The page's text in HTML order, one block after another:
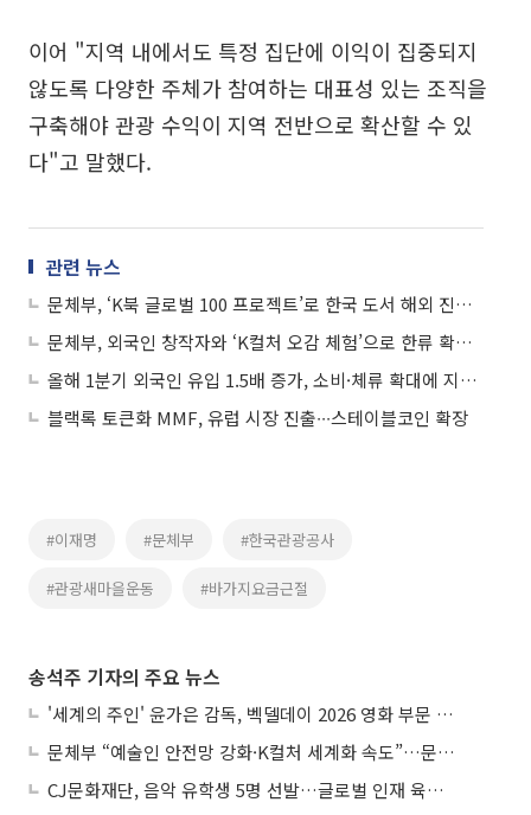
이어 "지역 내에서도 특정 집단에 이익이 집중되지
않도록 다양한 주체가 참여하는 대표성 있는 조직을
구축해야 관광 수익이 지역 전반으로 확산할 수 있
다"고 말했다.
관련 뉴스
문체부, ‘K북 글로벌 100 프로젝트’로 한국 도서 해외 진출 돕는다
문체부, 외국인 창작자와 ‘K컬처 오감 체험’으로 한류 확장한다
올해 1분기 외국인 유입 1.5배 증가, 소비·체류 확대에 지역관광 상승 흐름
블랙록 토큰화 MMF, 유럽 시장 진출∙∙∙스테이블코인 확장
#이재명 #문체부 #한국관광공사
#관광새마을운동 #바가지요금근절
송석주 기자의 주요 뉴스
'세계의 주인' 윤가은 감독, 벡델데이 2026 영화 부문 벡델리안 감독 선정
문체부 “예술인 안전망 강화·K컬처 세계화 속도”…문화강국 청사진 제시
CJ문화재단, 음악 유학생 5명 선발…글로벌 인재 육성 지원